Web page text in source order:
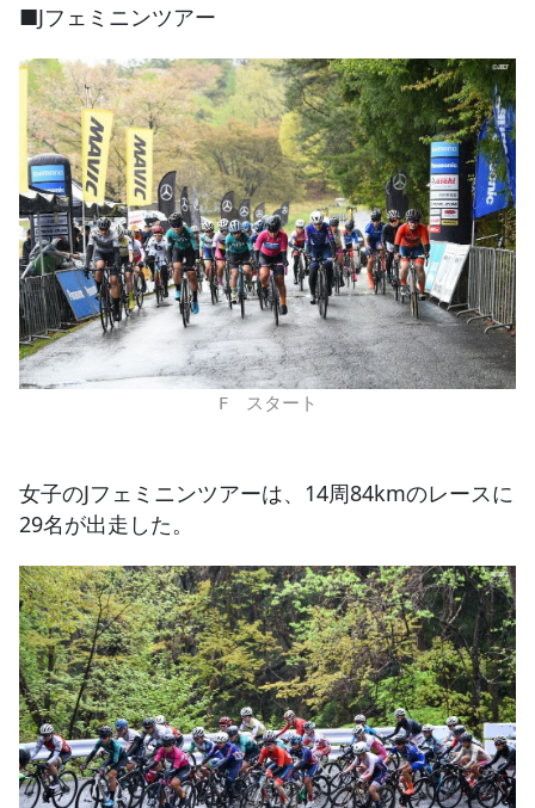
■Jフェミニンツアー
F スタート
女子のJフェミニンツアーは、14周84kmのレースに
29名が出走した。